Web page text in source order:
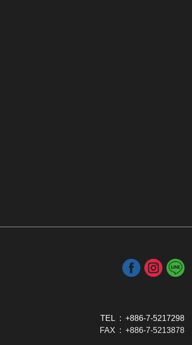
TEL : +886-7-5217298
FAX : +886-7-5213878